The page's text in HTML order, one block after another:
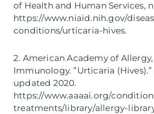
of Health and Human Services,
https://www.niaid.nih.gov/
conditions/urticaria-hives.
2. American Academy of
Immunology. ”Urticaria (Hives).”
updated 2020.
https://www.aaaai.org/
treatments/library/allergy-